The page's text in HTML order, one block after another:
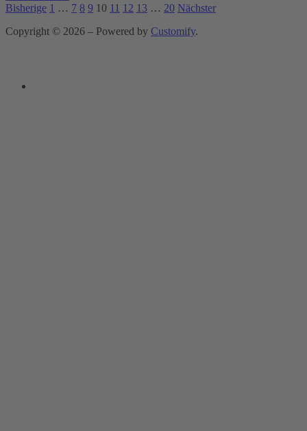
Seitennummerierung
der
Bisherige 1 … 7 8 9 10 11 12 13 … 20 Nächster
Copyright © 2026 – Powered by Customify.